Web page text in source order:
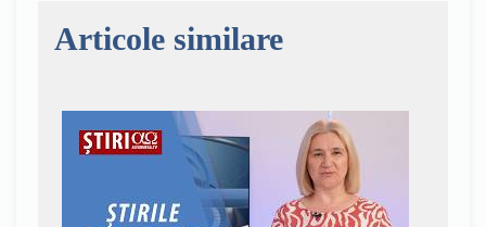
Articole similare